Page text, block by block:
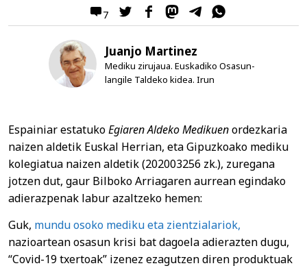
7
Juanjo Martinez
Mediku zirujaua. Euskadiko Osasun-
langile Taldeko kidea. Irun
Espainiar estatukoEgiaren Aldeko Medikuenordezkaria
naizen aldetik Euskal Herrian, eta Gipuzkoako mediku
kolegiatua naizen aldetik (202003256 zk.), zuregana
jotzen dut, gaur Bilboko Arriagaren aurrean egindako
adierazpenak labur azaltzeko hemen:
Guk, mundu osoko mediku eta zientzialariok,
nazioartean osasun krisi bat dagoela adierazten dugu,
“Covid-19 txertoak” izenez ezagutzen diren produktuak